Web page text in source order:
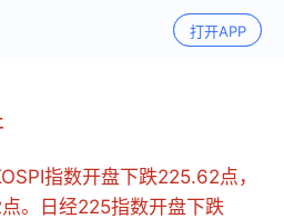
打开APP
指数开盘下跌225.62点，
。日经225指数开盘下跌